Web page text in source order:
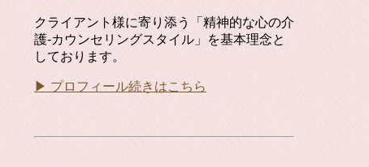
クライアント様に寄り添う「精神的な心の介
護-カウンセリングスタイル」を基本理念と
しております。
▶ プロフィール続きはこちら